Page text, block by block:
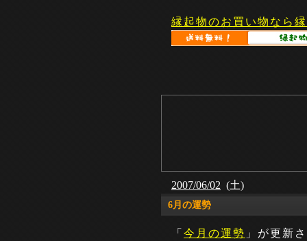
縁起物のお買い物なら
2007/06/02 (土)
6月の運勢
「 今月の運勢 」が更新